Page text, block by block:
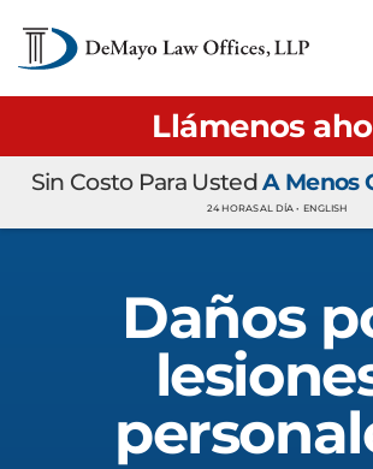
Llámenos
Sin Costo Para UstedA Menos
24 HORAS AL DÍA • ENGLISH
Daños